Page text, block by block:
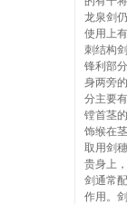
龙泉剑
使用上
刺结构
锋利部
身两旁
分主要
镗首茎
饰缑在
取用剑
贵身上
剑通常
作用。